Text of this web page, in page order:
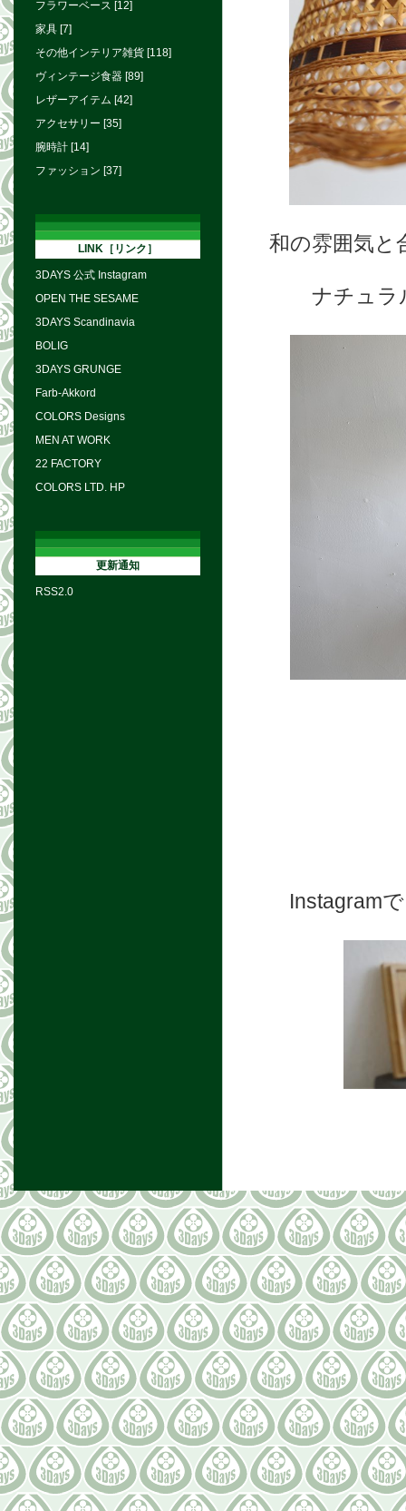
和の雰囲気と
ナチュラ
Instagram
フラワーベース [12]
家具 [7]
その他インテリア雑貨 [118]
ヴィンテージ食器 [89]
レザーアイテム [42]
アクセサリー [35]
腕時計 [14]
ファッション [37]
LINK［リンク］
3DAYS 公式 Instagram
OPEN THE SESAME
3DAYS Scandinavia
BOLIG
3DAYS GRUNGE
Farb-Akkord
COLORS Designs
MEN AT WORK
22 FACTORY
COLORS LTD. HP
更新通知
RSS2.0